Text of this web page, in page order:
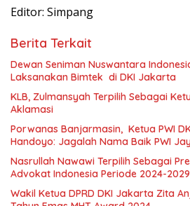
Editor: Simpang
Berita Terkait
Dewan Seniman Nuswantara
Laksanakan Bimtek di DKI Jakarta
KLB, Zulmansyah Terpilih Sebagai
Aklamasi
Porwanas Banjarmasin, Ketua PWI
Handoyo: Jagalah Nama Baik PWI
Nasrullah Nawawi Terpilih Sebagai
Advokat Indonesia Periode 2024-2029
Wakil Ketua DPRD DKI Jakarta Zita